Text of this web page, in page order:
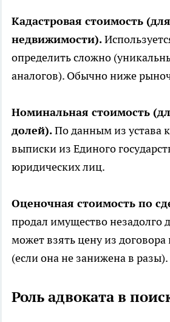
Кадастровая стоимость (для
недвижимости).
определить сложно
аналогов). Обычно ниже
Номинальная стоимость
долей).По данным из устава
выписки из Единого
юридических лиц.
Оценочная стоимость по
продал имущество незадолго
может взять цену из
(если она не занижена в разы).
Роль адвоката в